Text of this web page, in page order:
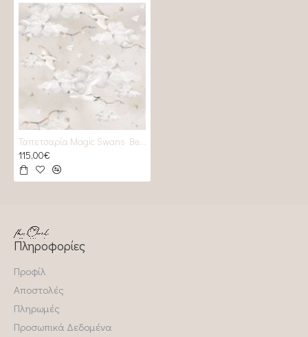
Ταπετσαρία Magic Swans Beige and grey
115,00€
Πληροφορίες
Προφίλ
Αποστολές
Πληρωμές
Προσωπικά Δεδομένα